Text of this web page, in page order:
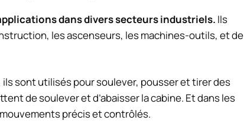
dans divers secteurs industriels. Ils
les ascenseurs, les machines-outils, et de
sont utilisés pour soulever, pousser et tirer des
de soulever et d’abaisser la cabine. Et dans les
précis et contrôlés.